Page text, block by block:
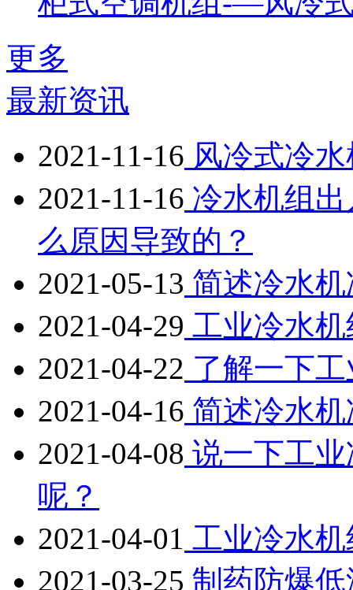
更多
最新资讯
2021-11-16 风冷式冷
2021-11-16 冷水机组
么原因导致的？
2021-05-13 简述冷水
2021-04-29 工业冷水
2021-04-22 了解一下
2021-04-16 简述冷水
2021-04-08 说一下工
呢？
2021-04-01 工业冷水
2021-03-25 制药防爆